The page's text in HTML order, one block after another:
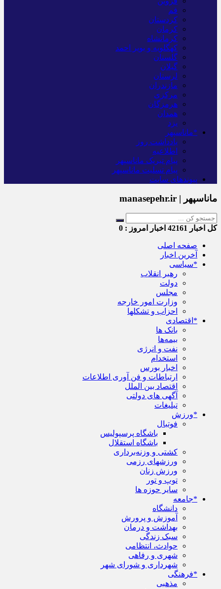
قم
کردستان
کرمان
کرمانشاه
کهگلویه و بویر احمد
گلستان
گیلان
لرستان
مازندران
مرکزی
هرمزگان
همدان
یزد
*ماناسپهر
یادداشت روز
اطلاعیه
پیام تبریک ماناسپهر
پیام تسلیت ماناسپهر
پیوندهای سایت
ماناسپهر | manasepehr.ir
کل اخبار اخبار امروز : 0
صفحه اصلی
آخرین اخبار
*سیاسی
رهبر انقلاب
دولت
مجلس
وزارت امور خارجه
احزاب و تشکلها
*اقتصادی
بانک ها
بیمه‌ها
نفت و انرژی
استخدام
اخبار بورس
ارتباطات و فن آوری اطلاعات
اقتصاد بین الملل
آگهی های دولتی
تبلیغات
*ورزش
فوتبال
باشگاه پرسپولیس
باشگاه استقلال
کشتی و وزنه‌برداری
ورزشهای رزمی
ورزش زنان
توپ و تور
سایر حوزه ها
*جامعه
دانشگاه
آموزش و پرورش
بهداشت و درمان
سبک زندگی
حوادث، انتظامی
شهری و رفاهی
شهرداری و شورای شهر
*فرهنگی
مذهبی